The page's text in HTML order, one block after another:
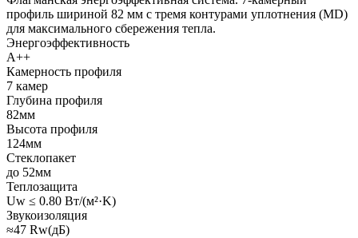
профиль шириной 82 мм с тремя контурами уплотнения (MD)
для максимального сбережения тепла.
Энергоэффективность
A++
Камерность профиля
7 камер
Глубина профиля
82мм
Высота профиля
124мм
Стеклопакет
до 52мм
Теплозащита
Uw ≤ 0.80 Вт/(м²·K)
Звукоизоляция
≈47 Rw(дБ)